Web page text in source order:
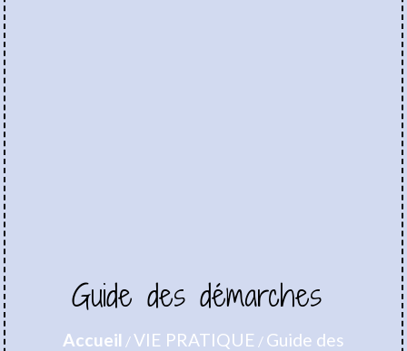
Guide des démarches
Accueil /VIE PRATIQUE / Guide des